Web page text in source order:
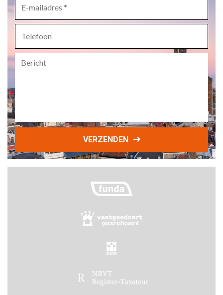
mailadres *
VERZENDEN